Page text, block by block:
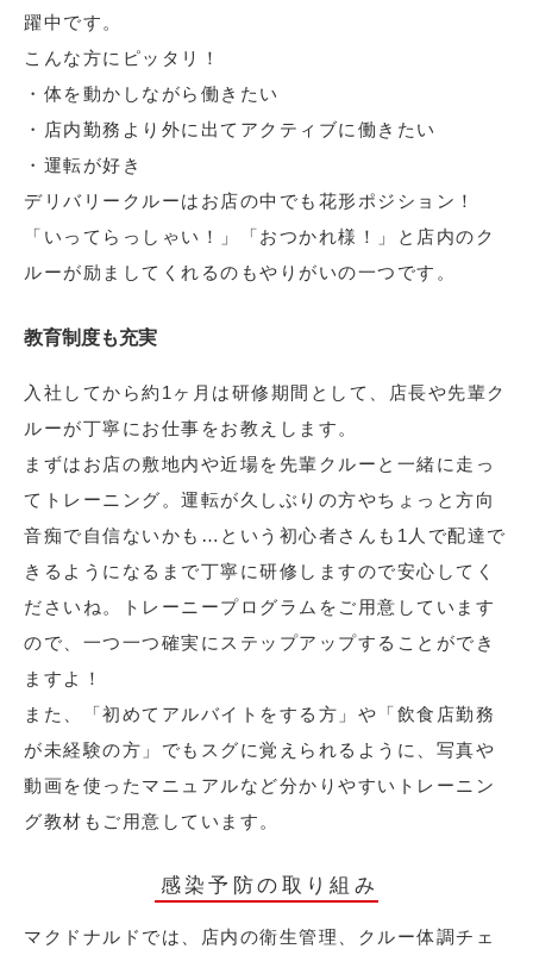
躍中です。
こんな方にピッタリ！
・体を動かしながら働きたい
・店内勤務より外に出てアクティブに働きたい
・運転が好き
デリバリークルーはお店の中でも花形ポジション！
「いってらっしゃい！」「おつかれ様！」と店内のク
ルーが励ましてくれるのもやりがいの一つです。
教育制度も充実
入社してから約1ヶ月は研修期間として、店長や先輩ク
ルーが丁寧にお仕事をお教えします。
まずはお店の敷地内や近場を先輩クルーと一緒に走っ
てトレーニング。運転が久しぶりの方やちょっと方向
音痴で自信ないかも…という初心者さんも1人で配達で
きるようになるまで丁寧に研修しますので安心してく
ださいね。トレーニープログラムをご用意しています
ので、一つ一つ確実にステップアップすることができ
ますよ！
また、「初めてアルバイトをする方」や「飲食店勤務
が未経験の方」でもスグに覚えられるように、写真や
動画を使ったマニュアルなど分かりやすいトレーニン
グ教材もご用意しています。
感染予防の取り組み
マクドナルドでは、店内の衛生管理、クルー体調チェ